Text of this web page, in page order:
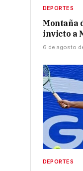
DEPORTES
Montaña
invicto a
6 de agosto
DEPORTES